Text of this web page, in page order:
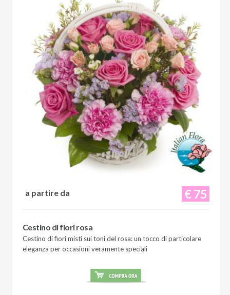
€ 75
a partire da
Cestino di fiori rosa
Cestino di fiori misti sui toni del rosa: un tocco di particolare
eleganza per occasioni veramente speciali